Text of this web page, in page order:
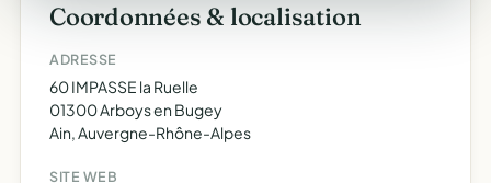
Coordonnées & localisation
ADRESSE
60 IMPASSE la Ruelle
01300 Arboys en Bugey
Ain, Auvergne-Rhône-Alpes
SITE WEB